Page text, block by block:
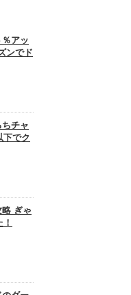
％アッ
ンでド
ちチャ
下でク
略 ぎゃ